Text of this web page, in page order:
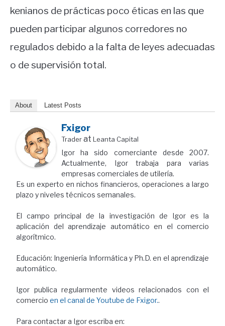
kenianos de prácticas poco éticas en las que
pueden participar algunos corredores no
regulados debido a la falta de leyes adecuadas
o de supervisión total.
About Latest Posts
Fxigor
Traderat Leanta Capital
Igor ha sido comerciante desde 2007.
Actualmente, Igor trabaja para varias
empresas comerciales de utilería.
Es un experto en nichos financieros, operaciones a largo
plazo y niveles técnicos semanales.
El campo principal de la investigación de Igor es la
aplicación del aprendizaje automático en el comercio
algorítmico.
Educación: Ingeniería Informática y Ph.D. en el aprendizaje
automático.
Igor publica regularmente videos relacionados con el
comercio en el canal de Youtube de Fxigor..
Para contactar a Igor escriba en: